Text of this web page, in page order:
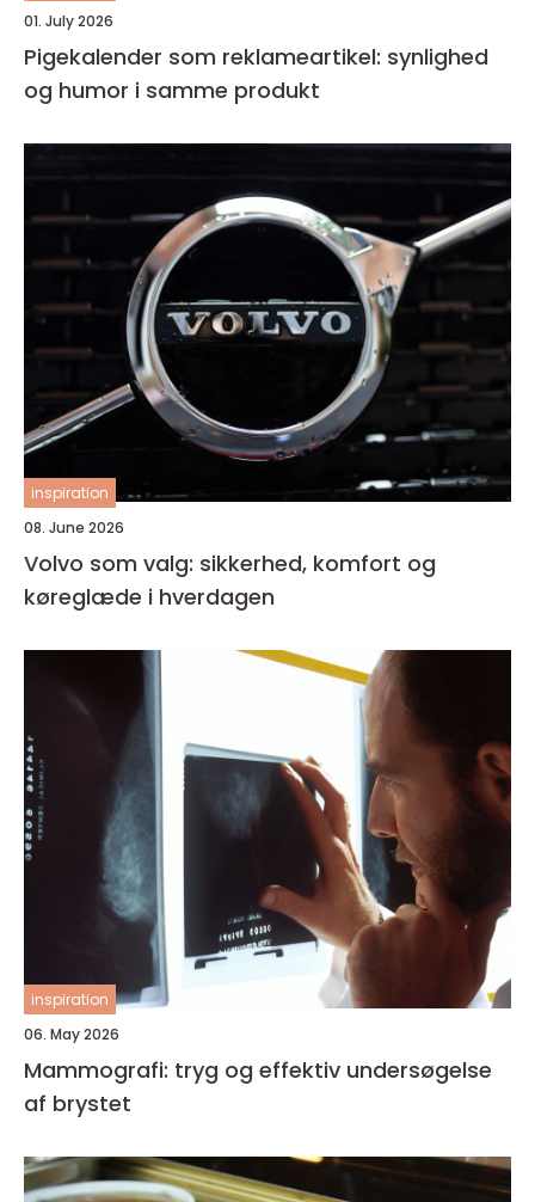
01. July 2026
Pigekalender som reklameartikel: synlighed
og humor i samme produkt
inspiration
08. June 2026
Volvo som valg: sikkerhed, komfort og
køreglæde i hverdagen
inspiration
06. May 2026
Mammografi: tryg og effektiv undersøgelse
af brystet